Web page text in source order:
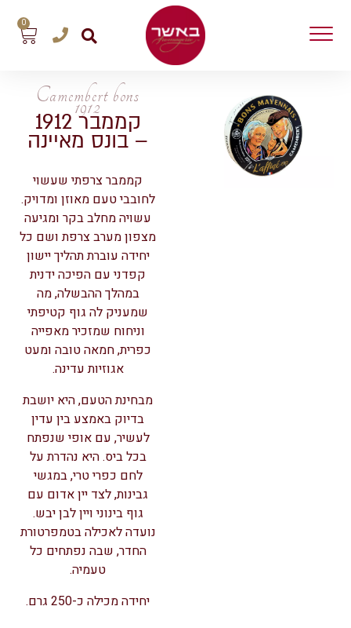
0
Camembert bons
1912
קממבר 1912
– בונס מאיינה
קממבר צרפתי שעשוי
לחובבי טעם מאוזן ומדויק.
עשויה מחלב בקר ומגיעה
מצפון מערב צרפת ושם כל
יחידה עוברת תהליך יישון
קפדני עם הפיכה ידנית
במהלך ההבשלה, מה
שמעניק לה גוף קטיפתי
וניחוח שמזכיר מאפייה
כפרית, חמאה טובה ומעט
אגוזיות עדינה.
מבחינת הטעם, היא יושבת
בדיוק באמצע בין עדין
לעשיר, עם אופי שנפתח
בכל ביס. היא נהדרת על
לחם כפרי טרי, במגשי
גבינות, לצד יין אדום עם
גוף בינוני ויין לבן יבש.
נועדה לאכילה בטמפרטורת
החדר, שבה נפתחים כל
טעמיה.
יחידה מכילה כ-250 גרם.